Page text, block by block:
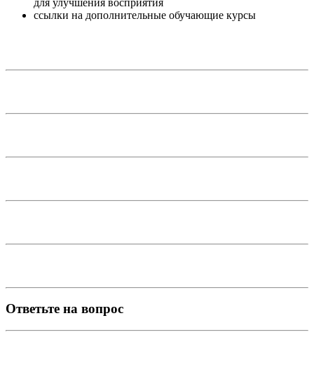
ссылки на дополнительные обучающие курсы
Ответьте на вопрос